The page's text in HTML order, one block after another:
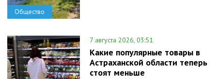
Общество
7 августа 2026, 03:51
Какие популярные товары в
Астраханской области теперь
стоят меньше